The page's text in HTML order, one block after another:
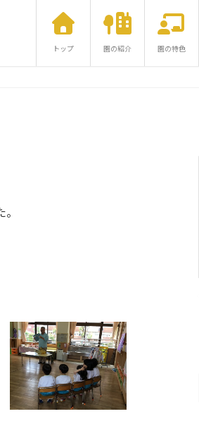
トップ 園の紹介 園の特色